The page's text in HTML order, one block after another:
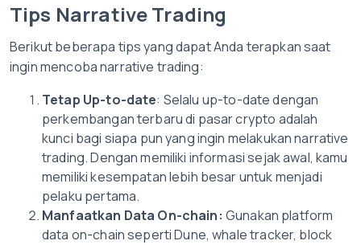
Tips Narrative Trading
Berikut beberapa tips yang dapat Anda terapkan saat
ingin mencoba narrative trading:
Tetap Up-to-date: Selalu up-to-date dengan
perkembangan terbaru di pasar crypto adalah
kunci bagi siapa pun yang ingin melakukan narrative
trading. Dengan memiliki informasi sejak awal, kamu
memiliki kesempatan lebih besar untuk menjadi
pelaku pertama.
Manfaatkan Data On-chain: Gunakan platform
data on-chain seperti Dune, whale tracker, block